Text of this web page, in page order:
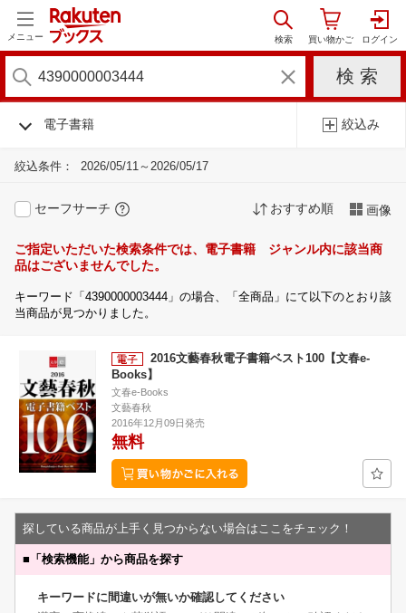
メニュー
電子書籍 絞込み
絞込条件： 2026/05/11～2026/05/17
セーフサーチ おすすめ順 画像
ご指定いただいた検索条件では、電子書籍 ジャンル内に該当商
品はございませんでした。
キーワード「4390000003444」の場合、「全商品」にて以下のとおり該
当商品が見つかりました。
2016文藝春秋電子書籍ベスト100【文春e-
Books】
文春e-Books
文藝春秋
2016年12月09日発売
無料
探している商品が上手く見つからない場合はここをチェック！
■ 「検索機能」から商品を探す
キーワードに間違いが無いか確認してください